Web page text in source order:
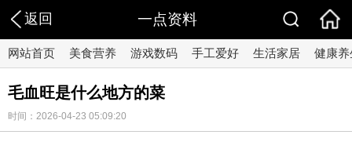
返回 一点资料
网站首页 美食营养 游戏数码 手工爱好 生活家居 健康养
毛血旺是什么地方的菜
时间：2026-04-23 05:09:20